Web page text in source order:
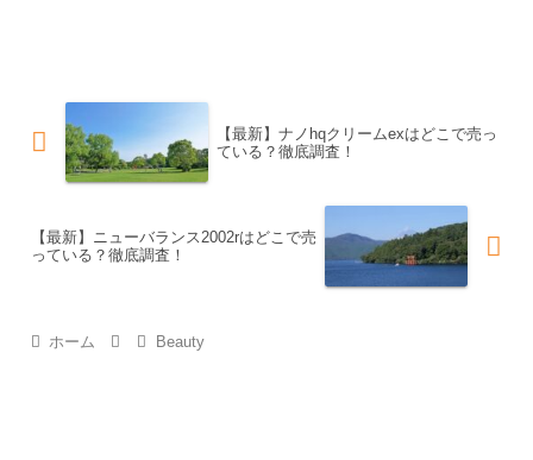
【最新】ナノhqクリームexはどこで売っ
ている？徹底調査！
【最新】ニューバランス2002rはどこで売
っている？徹底調査！
ホーム Beauty